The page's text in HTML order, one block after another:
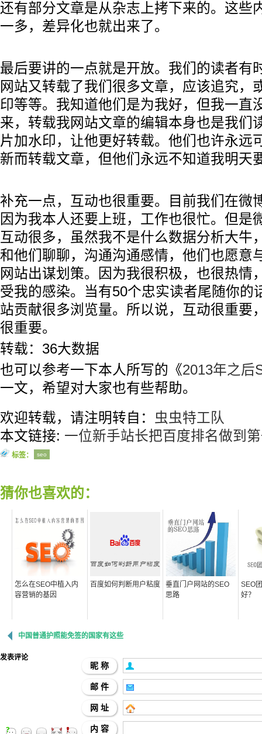
还有部分文章是从杂志上拷下来的。这些
一多，差异化也就出来了。
最后要讲的一点就是开放。我们的读者有
网站又转载了我们很多文章，应该追究，
印等等。我知道他们是为我好，但我一直
来，转载我网站文章的编辑本身也是我们
片加水印，让他更好转载。他们也许永远
新而转载文章，但他们永远不知道我明天
补充一点，互动也很重要。目前我们在微
因为我本人还要上班，工作也很忙。但是
互动很多，虽然我不是什么数据分析大牛
和他们聊聊，沟通沟通感情，他们也愿意
网站出谋划策。因为我很积极，也很热情
受我的感染。当有50个忠实读者尾随你的
站贡献很多浏览量。所以说，互动很重要
很重要。
转载：36大数据
也可以参考一下本人所写的《2013年之后
一文，希望对大家也有些帮助。
欢迎转载，请注明转自：
虫虫特工队
本文链接: 一位新手站长把百度排名做到
标签： seo
猜你也喜欢的：
怎么在SEO中植入内
容营销的基因
百度如何判断用户粘度
垂直门户网站的SEO
思路
SEO
好？
中国普通护照能免签的国家有这些
发表评论
昵 称
邮 件
网 址
内 容